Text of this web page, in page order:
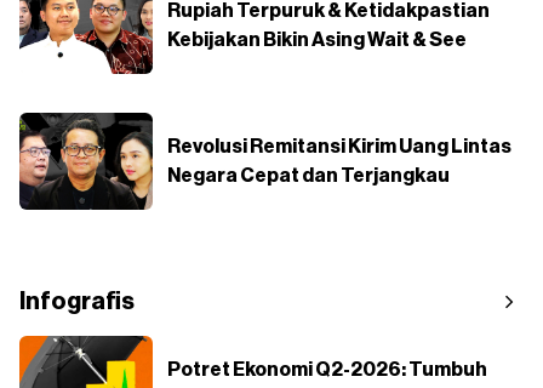
Rupiah Terpuruk & Ketidakpastian
Kebijakan Bikin Asing Wait & See
Revolusi Remitansi Kirim Uang Lintas
Negara Cepat dan Terjangkau
Infografis
Potret Ekonomi Q2-2026: Tumbuh